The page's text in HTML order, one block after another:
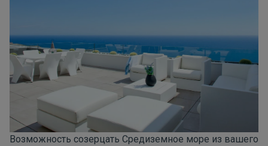
Возможность созерцать Средиземное море из вашего